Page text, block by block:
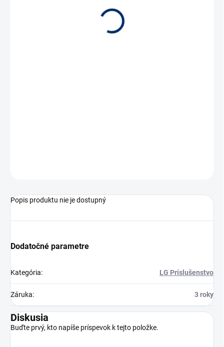
Popis produktu nie je dostupný
Dodatočné parametre
Kategória: LG Príslušenstvo
Záruka: 3 roky
Diskusia
Buďte prvý, kto napíše príspevok k tejto položke.